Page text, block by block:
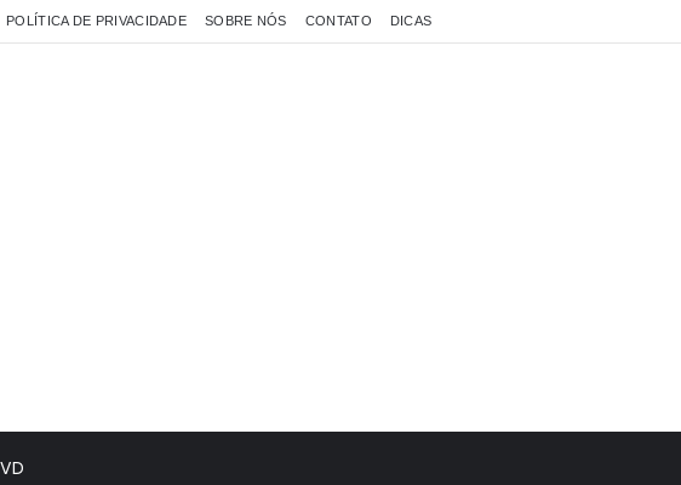
POLÍTICA DE PRIVACIDADE SOBRE NÓS CONTATO DICAS